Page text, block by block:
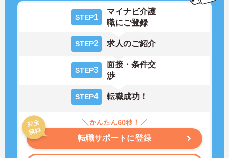
STEP1
マイナビ介護
職にご登録
STEP2 求人のご紹介
STEP3
面接・条件交
渉
STEP4 転職成功！
転職サポートに登録